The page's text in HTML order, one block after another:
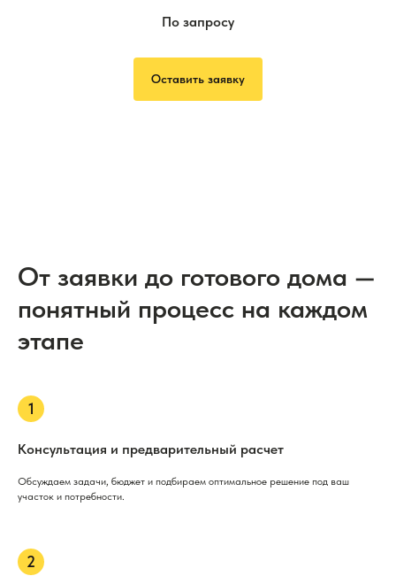
По запросу
Оставить заявку
От заявки до готового дома —
понятный процесс на каждом
этапе
Консультация и предварительный расчет
Обсуждаем задачи, бюджет и подбираем оптимальное решение под ваш
участок и потребности.